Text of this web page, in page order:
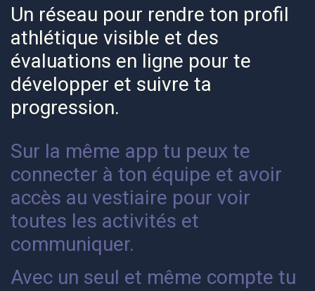
Un réseau pour rendre ton profil
athlétique visible et des
évaluations en ligne pour te
développer et suivre ta
progression.
Sur la même app tu peux te
connecter à ton équipe et avoir
accès au vestiaire pour voir
toutes les activités et
communiquer.
Avec un seul et même compte tu